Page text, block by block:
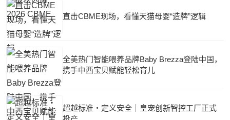
直击CBME现场，看懂天猫母婴“造牌”逻辑
全美热门智能喂养品牌Baby Brezza登陆中国，
携手中西宝贝赋能轻松育儿
超越标准・定义安全｜皇宠创新智控工厂正式